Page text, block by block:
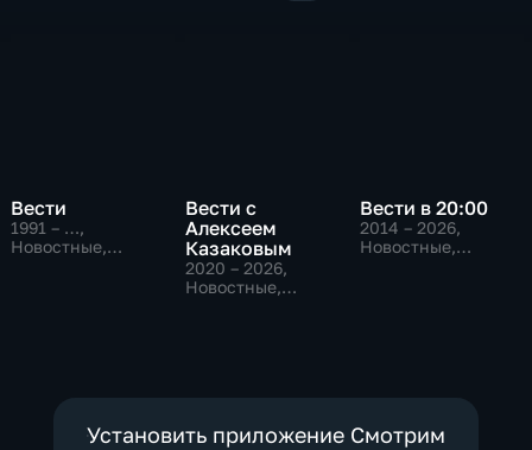
Вести
1991 – …,
Новостные,
Вести с
Алексеем
Казаковым
2020 – 2026,
Новостные,
Вести в 20:00
2014 – 2026,
Новостные,
Установить приложение Смотрим